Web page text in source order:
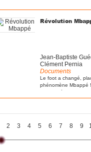
Révolution
Jean-Baptiste
Clément Pernia
Documents
Le foot a changé,
phénomène Mbappé
est un idéal, une [...]
2 3 4 5 6 7 8 9